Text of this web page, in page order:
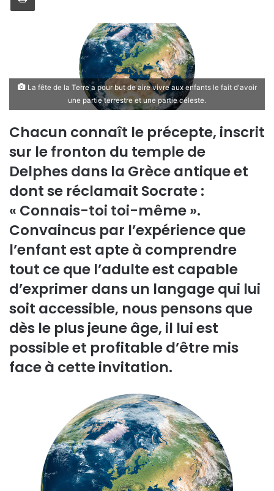
La fête de la Terre a pour but de aire vivre aux enfants le fait d'avoir
une partie terrestre et une partie céleste.
Chacun connaît le précepte, inscrit
sur le fronton du temple de
Delphes dans la Grèce antique et
dont se réclamait Socrate :
« Connais-toi toi-même ».
Convaincus par l’expérience que
l’enfant est apte à comprendre
tout ce que l’adulte est capable
d’exprimer dans un langage qui lui
soit accessible, nous pensons que
dès le plus jeune âge, il lui est
possible et profitable d’être mis
face à cette invitation.